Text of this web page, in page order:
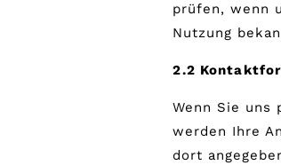
prüfen, wenn
Nutzung
2.2
Wenn Sie uns
werden Ihre
dort